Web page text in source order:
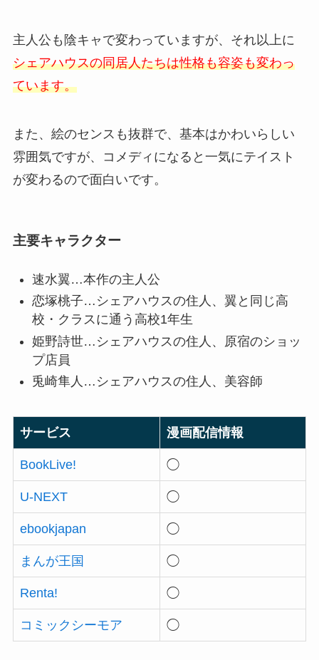
主人公も陰キャで変わっていますが、それ以上に
シェアハウスの同居人たちは性格も容姿も変わっ
ています。
また、絵のセンスも抜群で、基本はかわいらしい
雰囲気ですが、コメディになると一気にテイスト
が変わるので面白いです。
主要キャラクター
速水翼…本作の主人公
恋塚桃子…シェアハウスの住人、翼と同じ高
校・クラスに通う高校1年生
姫野詩世…シェアハウスの住人、原宿のショッ
プ店員
兎崎隼人…シェアハウスの住人、美容師
サービス 漫画配信情報
BookLive! ◯
U-NEXT ◯
ebookjapan ◯
まんが王国 ◯
Renta! ◯
コミックシーモア ◯